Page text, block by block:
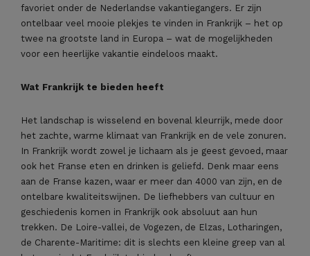
favoriet onder de Nederlandse vakantiegangers. Er zijn
ontelbaar veel mooie plekjes te vinden in Frankrijk – het op
twee na grootste land in Europa – wat de mogelijkheden
voor een heerlijke vakantie eindeloos maakt.
Wat Frankrijk te bieden heeft
Het landschap is wisselend en bovenal kleurrijk, mede door
het zachte, warme klimaat van Frankrijk en de vele zonuren.
In Frankrijk wordt zowel je lichaam als je geest gevoed, maar
ook het Franse eten en drinken is geliefd. Denk maar eens
aan de Franse kazen, waar er meer dan 4000 van zijn, en de
ontelbare kwaliteitswijnen. De liefhebbers van cultuur en
geschiedenis komen in Frankrijk ook absoluut aan hun
trekken. De Loire-vallei, de Vogezen, de Elzas, Lotharingen,
de Charente-Maritime: dit is slechts een kleine greep van al